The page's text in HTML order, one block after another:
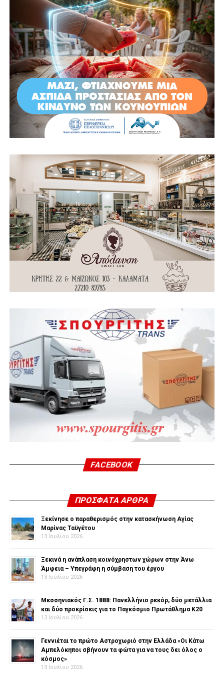
FACEBOOK
ΠΡΌΣΦΑΤΑ ΆΡΘΡΑ
Ξεκίνησε ο παραθερισμός στην κατασκήνωση Αγίας
Μαρίνας Ταϋγέτου
13 Ιουλίου 2026
Ξεκινά η ανάπλαση κοινόχρηστων χώρων στην Άνω
Άμφεια – Υπεγράφη η σύμβαση του έργου
13 Ιουλίου 2026
Μεσσηνιακός Γ.Σ. 1888: Πανελλήνιο ρεκόρ, δύο μετάλλια
και δύο προκρίσεις για το Παγκόσμιο Πρωτάθλημα Κ20
13 Ιουλίου 2026
Γεννιέται το πρώτο Αστροχωριό στην Ελλάδα «Οι Κάτω
Αμπελόκηποι σβήνουν τα φώτα για να τους δει όλος ο
κόσμος»
13 Ιουλίου 2026